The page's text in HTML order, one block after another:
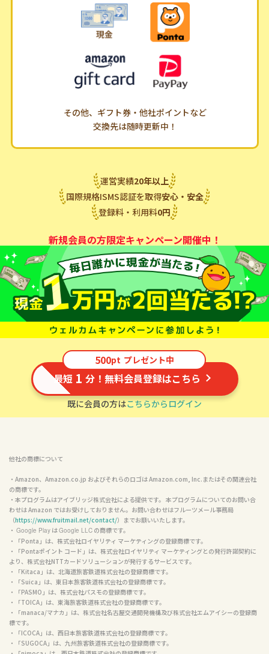
その他、ギフト券・他社ポイントなど
交換先は随時更新中！
運営実績20年以上
国際規格ISMS認証を取得安心・安全
登録料・利用料0円
新規会員の方限定キャンペーン開催中！
500pt プレゼント中
最短 1 分！無料会員登録はこちら
既に会員の方はこちらからログイン
他社の商標について
・Amazon、Amazon.co.jp およびそれらのロゴは Amazon.com, Inc.またはその関連会社
の商標です。
・本プログラムはアイブリッジ株式会社による提供です。 本プログラムについてのお問い合
わせは Amazon ではお受けしておりません。お問い合わせはフルーツメール事務局
（https://www.fruitmail.net/contact/）までお願いいたします。
・ Google Play は Google LLC の商標です。
・「Ponta」は、株式会社ロイヤリティ マーケティングの登録商標です。
・「Pontaポイント コード」は、株式会社ロイヤリティ マーケティングとの発行許諾契約に
より、株式会社NTTカードソリューションが発行するサービスです。
・「Kitaca」は、北海道旅客鉄道株式会社の登録商標です。
・「Suica」は、東日本旅客鉄道株式会社の登録商標です。
・「PASMO」は、株式会社パスモの登録商標です。
・「TOICA」は、東海旅客鉄道株式会社の登録商標です。
・「manaca/マナカ」は、株式会社名古屋交通開発機構及び株式会社エムアイシーの登録商
標です。
・「ICOCA」は、西日本旅客鉄道株式会社の登録商標です。
・「SUGOCA」は、九州旅客鉄道株式会社の登録商標です。